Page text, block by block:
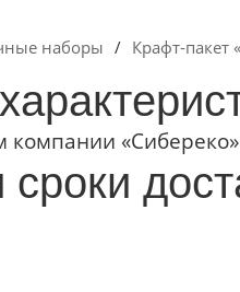
наборы / Крафт-пакет
компании